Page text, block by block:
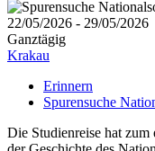
22/05/2026 - 29/05/2026
Ganztägig
Krakau
Erinnern
Spurensuche
Die Studienreise hat zum